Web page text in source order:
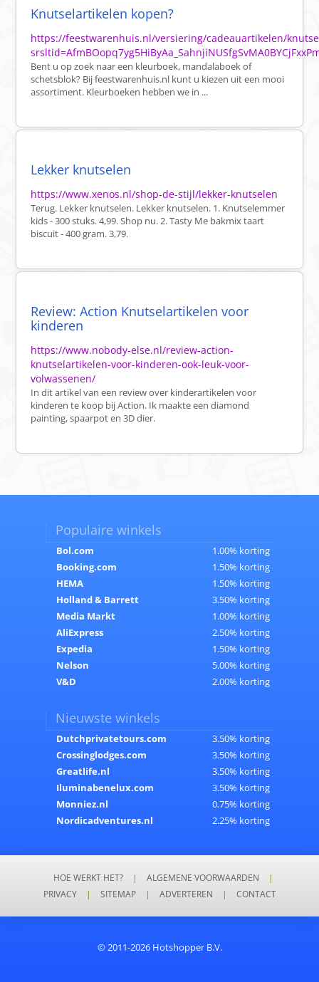
Knutselartikelen kopen?
https://feestwarenhuis.nl/versiering/cadeauartikelen/
Bent u op zoek naar een kleurboek, mandalaboek of
schetsblok? Bij feestwarenhuis.nl kunt u kiezen uit een mooi
assortiment. Kleurboeken hebben we in ...
Lekker knutselen
https://www.xenos.nl/shop-de-stijl/lekker-knutselen
Terug. Lekker knutselen. Lekker knutselen. 1. Knutselemmer
kids - 300 stuks. 4,99. Shop nu. 2. Tasty Me bakmix taart
biscuit - 400 gram. 3,79.
Review: Action Knutselartikelen voor
kinderen
https://www.nobody-else.nl/review-action-
knutselartikelen-voor-kinderen-ook-leuk-voor-
volwassenen/
In dit artikel van een review over kinderartikelen voor
kinderen te koop bij Action. Ik maakte een diamond
painting, spaarpot en 3D dier.
Populaire winkels
Bol.com
1.00% korting
Booking.com
1.50% korting
HEMA
1.50% korting
Holland & Barrett
3.50% korting
Media Markt
1.00% korting
AliExpress
2.50% korting
Expedia
1.50% korting
Nelson
5.00% korting
V&D
2.00% korting
Nieuwste winkels
Dutchprivatetours.com
3.50% korting
Crossinglodges.com
3.50% korting
Greatlife.nl
3.50% korting
Iluminabenelux.com
3.50% korting
Monniez.nl
0.75% korting
Nordicadventures.nl
2.25% korting
HOE WERKT HET? | ALGEMENE VOORWAARDEN
|
PRIVACY
| SITEMAP | ADVERTEREN | CONTACT
© 2011-2026 Hotshopper B.V.